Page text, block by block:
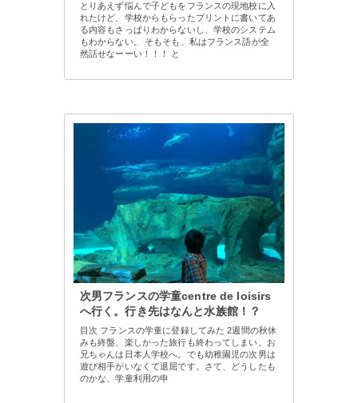
とりあえず悩んで子どもをフランスの現地校に入
れたけど、学校からもらったプリントに書いてあ
る内容もさっぱりわからないし、学校のシステム
もわからない。 そもそも、私はフランス語が全
然話せなーーい！！！ と
次男フランスの学童centre de loisirs
へ行く。行き先はなんと水族館！？
目次 フランスの学童に登録してみた 2週間の秋休
みも終盤、楽しかった旅行も終わってしまい、お
兄ちゃんは日本人学校へ。でも幼稚園児の次男は
遊び相手がいなくて退屈です。さて、どうしたも
のかな、学童利用の申